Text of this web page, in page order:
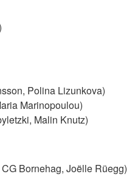
Polina Lizunkova)
Marinopoulou)
Malin Knutz)
Bornehag, Joëlle Rüegg)